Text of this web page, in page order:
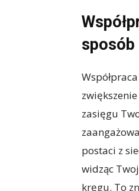
zasięgu
postaci z
widząc
kręgu. To